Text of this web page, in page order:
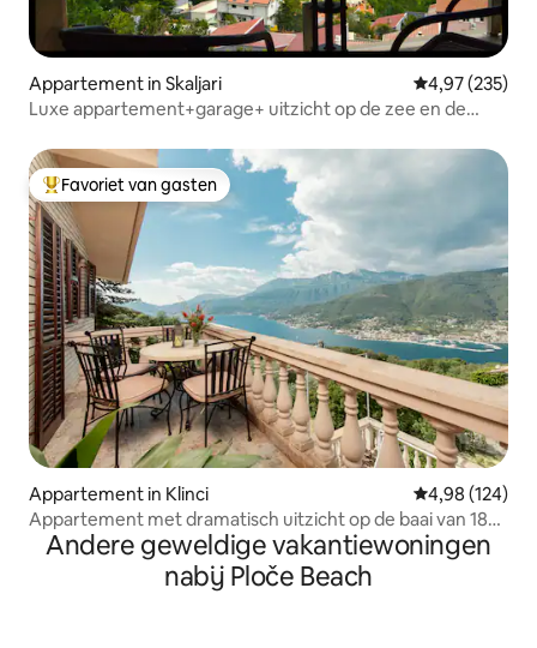
Appartement in Skaljari Gemiddelde
4,97 (235)
Luxe appartement+garage+ uitzicht op de zee en de
Topfavoriet van gasten
Favoriet van gasten
Appartement in Klinci Gemiddelde
4,98 (124)
Appartement met dramatisch uitzicht op de baai van 180
graden
Andere geweldige vakantiewoningen
nabij Ploče Beach